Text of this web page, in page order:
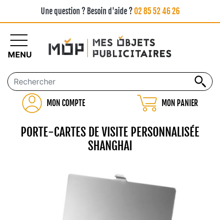
Une question ? Besoin d'aide ?02 85 52 46 26
MON COMPTE MON PANIER
MENU
PORTE-CARTES DE VISITE PERSONNALISÉE
SHANGHAI